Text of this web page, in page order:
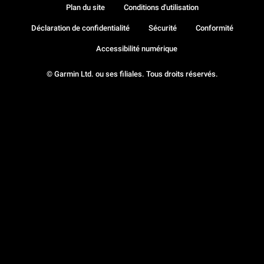
© Garmin Ltd. ou ses filiales. Tous droits réservés.
Plan du site Conditions d'utilisation
Déclaration de confidentialité Sécurité Conformité
Accessibilité numérique